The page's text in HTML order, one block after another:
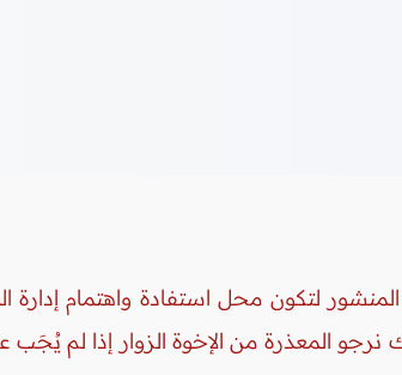
لتكون محل استفادة واهتمام إدارة
نرجو المعذرة من الإخوة الزوار إذا لم